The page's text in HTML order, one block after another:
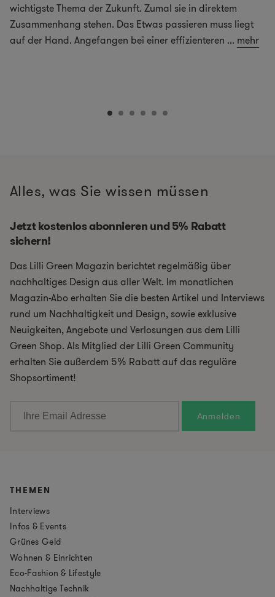
wichtigste Thema der Zukunft. Zumal sie in direktem
Zusammenhang stehen. Das Etwas passieren muss liegt
auf der Hand. Angefangen bei einer effizienteren ... mehr
Alles, was Sie wissen müssen
Jetzt kostenlos abonnieren und 5% Rabatt
sichern!
Das Lilli Green Magazin berichtet regelmäßig über
nachhaltiges Design aus aller Welt. Im monatlichen
Magazin-Abo erhalten Sie die besten Artikel und Interviews
rund um Nachhaltigkeit und Design, sowie exklusive
Neuigkeiten, Angebote und Verlosungen aus dem Lilli
Green Shop. Als Mitglied der Lilli Green Community
erhalten Sie außerdem 5% Rabatt auf das reguläre
Shopsortiment!
THEMEN
Interviews
Infos & Events
Grünes Geld
Wohnen & Einrichten
Eco-Fashion & Lifestyle
Nachhaltige Technik